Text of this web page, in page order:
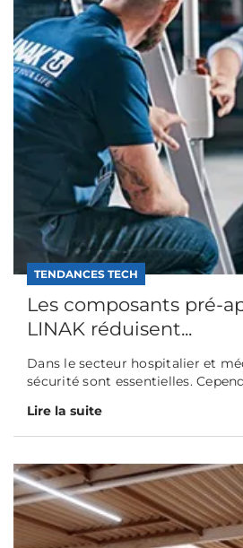
TENDANCES TECH
Les composants pré-
LINAK réduisent...
Dans le secteur hospitalier et
sécurité sont essentielles.
Lire la suite